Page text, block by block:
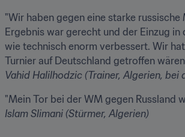
"Wir haben gegen eine starke
Ergebnis war gerecht und der Einzug
wie technisch enorm verbessert. Wir
Vahid Halilhodzic (Trainer, Algerien, bei
Islam Slimani (Stürmer, Algerien)